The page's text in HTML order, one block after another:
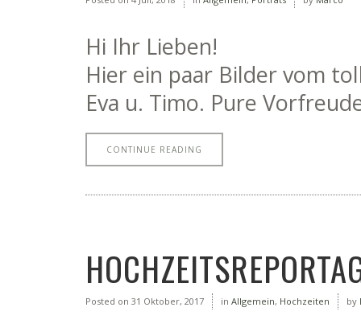
Hi Ihr Lieben!
Hier ein paar Bilder vom
Eva u. Timo. Pure
CONTINUE READING
Posted on 31 Oktober, 2017 in Allgemein, Hochzeiten by